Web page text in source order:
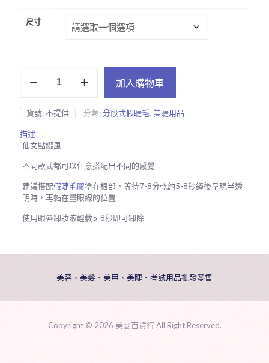
價
尺寸
C
數
量
加入購物車
貨號:不提供 分類:分段式假睫毛, 美睫用品
描述
仙女點綴風
不同款式都可以任意搭配出不同的感覺
建議搭配假睫毛膠塗在根部，等待7-8分乾約5-8秒鐘後呈現半透
明時，再黏在畫眼線的位置
使用眼唇卸妝液輕敷5-8秒即可卸除
美容、美髮、美甲、美睫、考試用品批發零售
Copyright © 2026 美雯百貨行 All Right Reserved.